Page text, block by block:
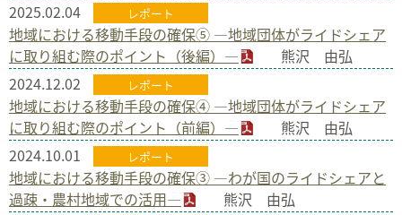
2025.02.04
レポート
地域における移動手段の確保⑤ ―地域団体がライドシェア
に取り組む際のポイント（後編）―
熊沢 由弘
2024.12.02
レポート
地域における移動手段の確保④ ―地域団体がライドシェア
に取り組む際のポイント（前編）―
熊沢 由弘
2024.10.01
レポート
地域における移動手段の確保③ ―わが国のライドシェアと
過疎・農村地域での活用―
熊沢 由弘